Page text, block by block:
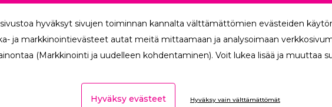
Tietosuojaseloste
uusimmat edut suoraan
hyväksyt sivujen toiminnan kannalta välttämättömien evästeiden
ja markkinointievästeet autat meitä mittaamaan ja analysoimaan
(Markkinointi ja uudelleen kohdentaminen). Voit lukea lisää ja muuttaa
Hyväksy evästeet Hyväksy vain välttämättömät